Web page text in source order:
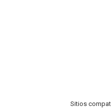
Sitios